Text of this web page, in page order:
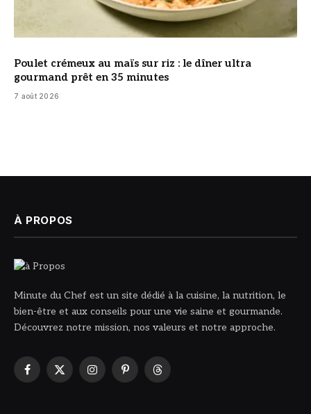
Poulet crémeux au maïs sur riz : le dîner ultra
gourmand prêt en 35 minutes
7 août 2026
À PROPOS
Minute du Chef est un site dédié à la cuisine, la nutrition, le
bien-être et aux conseils pour une vie saine et gourmande.
Découvrez notre mission, nos valeurs et notre approche.
Facebook
X
InstagramPinterestThreads